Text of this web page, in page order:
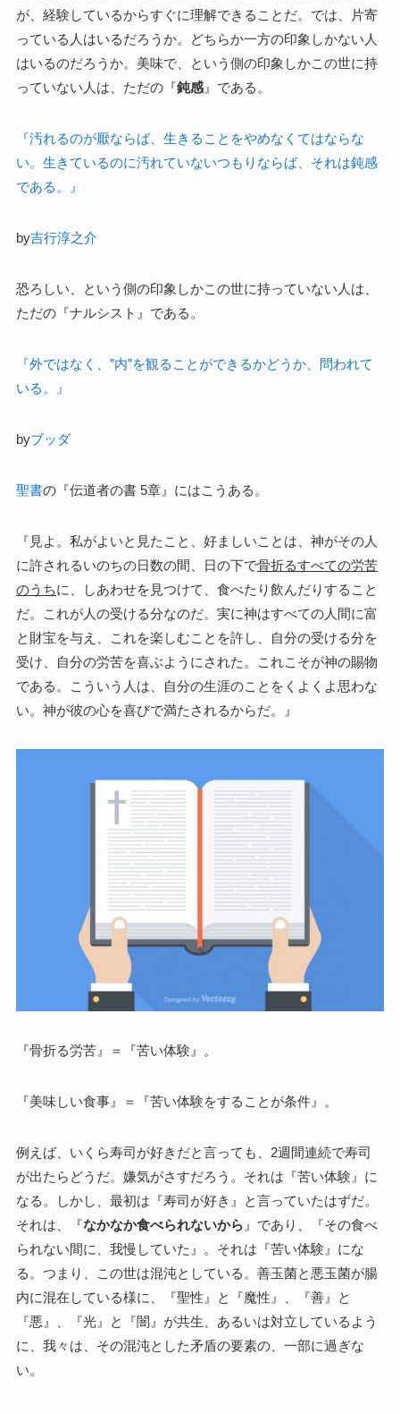
が、経験しているからすぐに理解できることだ。では、片寄
っている人はいるだろうか。どちらか一方の印象しかない人
はいるのだろうか。美味で、という側の印象しかこの世に持
っていない人は、ただの『鈍感』である。
『汚れるのが厭ならば、生きることをやめなくてはならな
い。生きているのに汚れていないつもりならば、それは鈍感
である。』
by吉行淳之介
恐ろしい、という側の印象しかこの世に持っていない人は、
ただの『ナルシスト』である。
『外ではなく、”内”を観ることができるかどうか、問われて
いる。』
byブッダ
聖書の『伝道者の書 5章』にはこうある。
『見よ。私がよいと見たこと、好ましいことは、神がその人
に許されるいのちの日数の間、日の下で骨折るすべての労苦
のうちに、しあわせを見つけて、食べたり飲んだりすること
だ。これが人の受ける分なのだ。実に神はすべての人間に富
と財宝を与え、これを楽しむことを許し、自分の受ける分を
受け、自分の労苦を喜ぶようにされた。これこそが神の賜物
である。こういう人は、自分の生涯のことをくよくよ思わな
い。神が彼の心を喜びで満たされるからだ。』
『骨折る労苦』＝『苦い体験』。
『美味しい食事』＝『苦い体験をすることが条件』。
例えば、いくら寿司が好きだと言っても、2週間連続で寿司
が出たらどうだ。嫌気がさすだろう。それは『苦い体験』に
なる。しかし、最初は『寿司が好き』と言っていたはずだ。
それは、『なかなか食べられないから』であり、『その食べ
られない間に、我慢していた』。それは『苦い体験』にな
る。つまり、この世は混沌としている。善玉菌と悪玉菌が腸
内に混在している様に、『聖性』と『魔性』、『善』と
『悪』、『光』と『闇』が共生、あるいは対立しているよう
に、我々は、その混沌とした矛盾の要素の、一部に過ぎな
い。